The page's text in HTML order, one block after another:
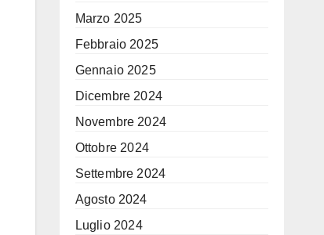
Marzo 2025
Febbraio 2025
Gennaio 2025
Dicembre 2024
Novembre 2024
Ottobre 2024
Settembre 2024
Agosto 2024
Luglio 2024